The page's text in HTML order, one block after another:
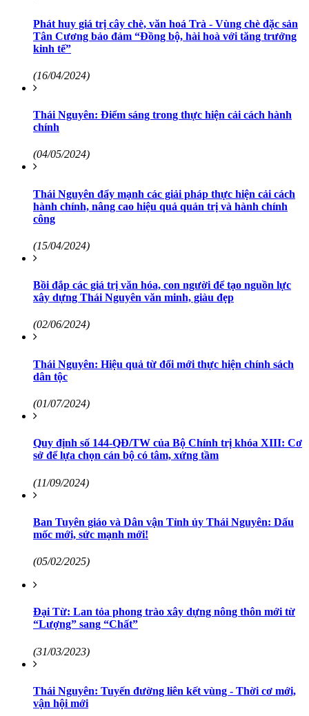
Phát huy giá trị cây chè, văn hoá Trà - Vùng chè đặc sản
Tân Cương bảo đảm “Đồng bộ, hài hoà với tăng trưởng
kinh tế”
(16/04/2024)
Thái Nguyên: Điểm sáng trong thực hiện cải cách hành
chính
(04/05/2024)
Thái Nguyên đẩy mạnh các giải pháp thực hiện cải cách
hành chính, nâng cao hiệu quả quản trị và hành chính
công
(15/04/2024)
Bồi đắp các giá trị văn hóa, con người để tạo nguồn lực
xây dựng Thái Nguyên văn minh, giàu đẹp
(02/06/2024)
Thái Nguyên: Hiệu quả từ đổi mới thực hiện chính sách
dân tộc
(01/07/2024)
Quy định số 144-QĐ/TW của Bộ Chính trị khóa XIII: Cơ
sở để lựa chọn cán bộ có tâm, xứng tầm
(11/09/2024)
Ban Tuyên giáo và Dân vận Tỉnh ủy Thái Nguyên: Dấu
mốc mới, sức mạnh mới!
(05/02/2025)
Đại Từ: Lan tỏa phong trào xây dựng nông thôn mới từ
“Lượng” sang “Chất”
(31/03/2023)
Thái Nguyên: Tuyến đường liên kết vùng - Thời cơ mới,
vận hội mới